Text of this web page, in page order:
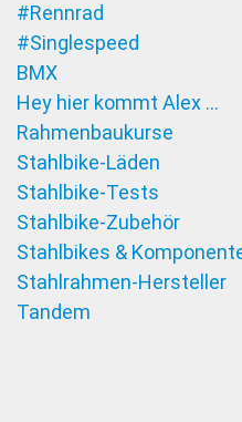
#Rennrad
#Singlespeed
BMX
Hey hier kommt Alex …
Rahmenbaukurse
Stahlbike-Läden
Stahlbike-Tests
Stahlbike-Zubehör
Stahlbikes &
Stahlrahmen-Hersteller
Tandem